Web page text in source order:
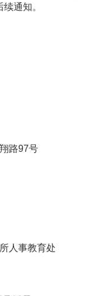
通知。
路97号
教育处